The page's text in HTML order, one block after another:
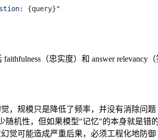
{query}"
（忠实度）和 answer relevancy（
，规模只是降低了频率，并没有消除问题
机性，但如果模型"记忆"的本身就是错
觉可能造成严重后果，必须工程化地防御